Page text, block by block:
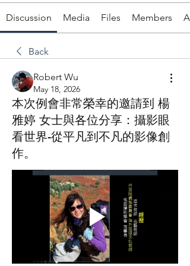
Discussion Media Files Members
Back
Robert Wu
May 18, 2026
本次例會非常榮幸的邀請到 楊
雅婷 女士與各位分享：攝影眼
看世界-從平凡到不凡的影像創
作。